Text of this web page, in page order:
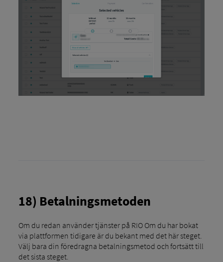
18) Betalningsmetoden
Om du redan använder tjänster på RIO Om du har bokat
via plattformen tidigare är du bekant med det här steget.
Välj bara din föredragna betalningsmetod och fortsätt till
det sista steget.